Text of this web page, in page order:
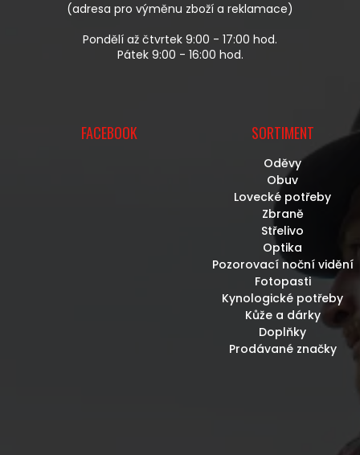
(adresa pro výměnu zboží a reklamace)
Pondělí až čtvrtek 9:00 - 17:00 hod.
Pátek 9:00 - 16:00 hod.
FACEBOOK SORTIMENT
Oděvy
Obuv
Lovecké potřeby
Zbraně
Střelivo
Optika
Pozorovací noční vidění
Fotopasti
Kynologické potřeby
Kůže a dárky
Doplňky
Prodávané značky